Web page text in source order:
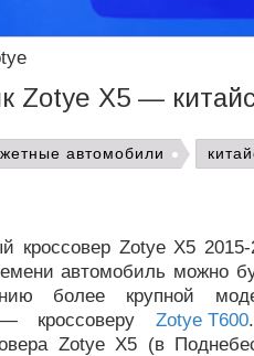
Zotye X5 —
автомобили
кроссовер Zotye X5
автомобиль можно
более крупной
— кроссоверу Zotye T600
Zotye X5 (в